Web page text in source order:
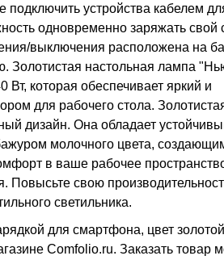
устройства кабелем
одновременно заряжать свой
выключения расположена на
Золотистая настольная лампа
которая обеспечивает яркий и
для рабочего стола.
дизайн. Она обладает
молочного цвета,
в ваше рабочее
Повысьте свою
светильника.
для смартфона, цвет
Comfolio.ru. Заказать товар